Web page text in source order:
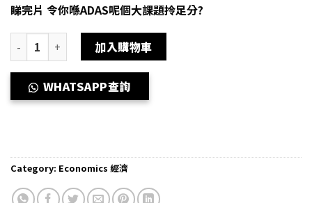
睇完片 令你喺ADAS呢個大課題拎足分?
網上補習 Dse Econ 補習 總需求及總供應 Aggregate demand
加入購物車
WHATSAPP查詢
Category: Economics 經濟